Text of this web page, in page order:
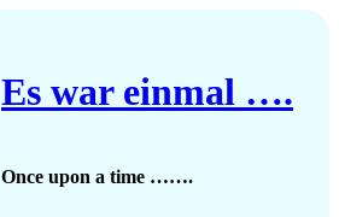
Es war einmal ….
Once upon a time …….